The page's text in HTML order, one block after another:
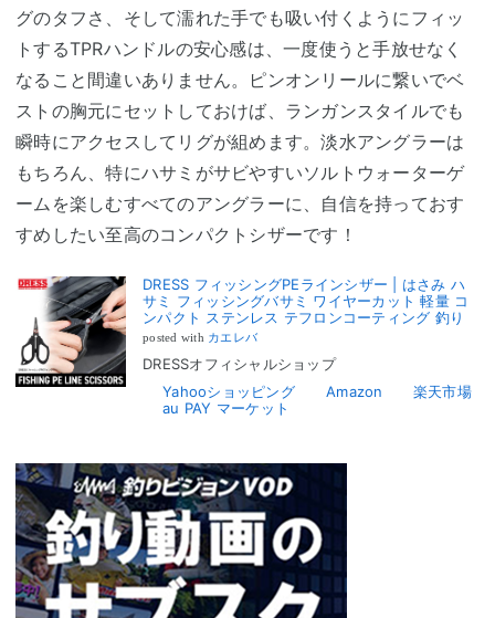
グのタフさ、そして濡れた手でも吸い付くようにフィッ
トするTPRハンドルの安心感は、一度使うと手放せなく
なること間違いありません。ピンオンリールに繋いでベ
ストの胸元にセットしておけば、ランガンスタイルでも
瞬時にアクセスしてリグが組めます。淡水アングラーは
もちろん、特にハサミがサビやすいソルトウォーターゲ
ームを楽しむすべてのアングラーに、自信を持っておす
すめしたい至高のコンパクトシザーです！
DRESS フィッシングPEラインシザー | はさみ ハ
サミ フィッシングバサミ ワイヤーカット 軽量 コ
ンパクト ステンレス テフロンコーティング 釣り
posted with カエレバ
DRESSオフィシャルショップ
Yahooショッピング
Amazon
楽天市場
au PAY マーケット